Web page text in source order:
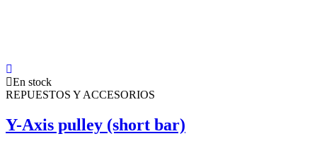
En stock
REPUESTOS Y ACCESORIOS
Y-Axis pulley (short bar)